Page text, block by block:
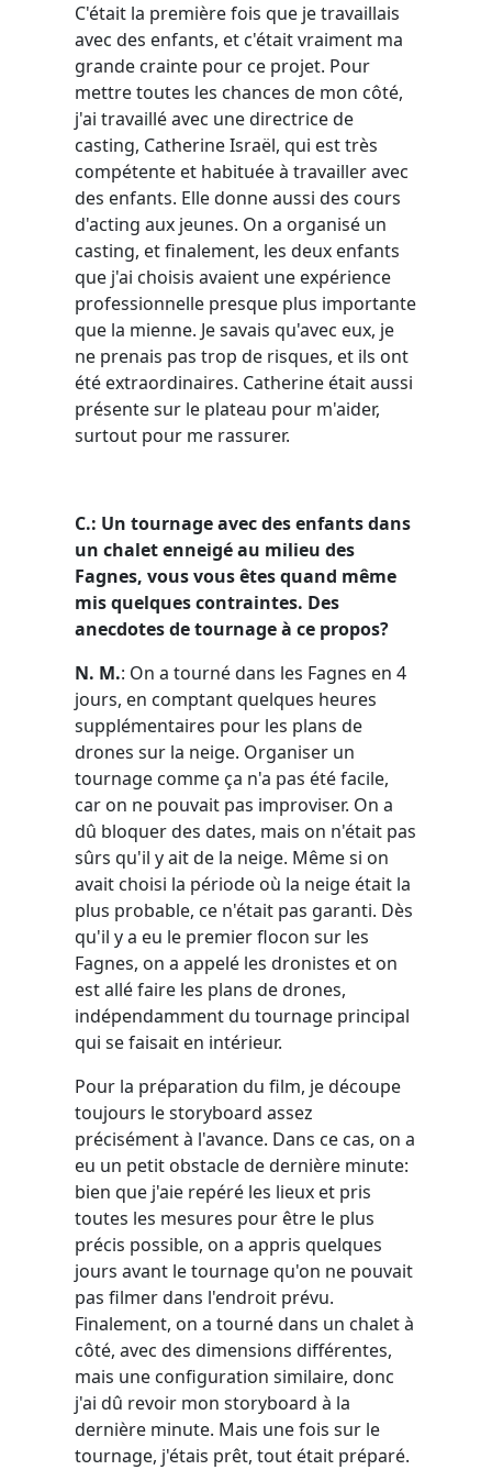
C'était la première fois que je travaillais
avec des enfants, et c'était vraiment ma
grande crainte pour ce projet. Pour
mettre toutes les chances de mon côté,
j'ai travaillé avec une directrice de
casting, Catherine Israël, qui est très
compétente et habituée à travailler avec
des enfants. Elle donne aussi des cours
d'acting aux jeunes. On a organisé un
casting, et finalement, les deux enfants
que j'ai choisis avaient une expérience
professionnelle presque plus importante
que la mienne. Je savais qu'avec eux, je
ne prenais pas trop de risques, et ils ont
été extraordinaires. Catherine était aussi
présente sur le plateau pour m'aider,
surtout pour me rassurer.
C.: Un tournage avec des enfants dans
un chalet enneigé au milieu des
Fagnes, vous vous êtes quand même
mis quelques contraintes. Des
anecdotes de tournage à ce propos?
N. M.: On a tourné dans les Fagnes en 4
jours, en comptant quelques heures
supplémentaires pour les plans de
drones sur la neige. Organiser un
tournage comme ça n'a pas été facile,
car on ne pouvait pas improviser. On a
dû bloquer des dates, mais on n'était pas
sûrs qu'il y ait de la neige. Même si on
avait choisi la période où la neige était la
plus probable, ce n'était pas garanti. Dès
qu'il y a eu le premier flocon sur les
Fagnes, on a appelé les dronistes et on
est allé faire les plans de drones,
indépendamment du tournage principal
qui se faisait en intérieur.
Pour la préparation du film, je découpe
toujours le storyboard assez
précisément à l'avance. Dans ce cas, on a
eu un petit obstacle de dernière minute:
bien que j'aie repéré les lieux et pris
toutes les mesures pour être le plus
précis possible, on a appris quelques
jours avant le tournage qu'on ne pouvait
pas filmer dans l'endroit prévu.
Finalement, on a tourné dans un chalet à
côté, avec des dimensions différentes,
mais une configuration similaire, donc
j'ai dû revoir mon storyboard à la
dernière minute. Mais une fois sur le
tournage, j'étais prêt, tout était préparé.